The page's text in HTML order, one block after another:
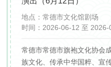
地点： 常德市文化馆剧场
时间： 2026-06-12 至 2026-
常德市常德市旗袍文化协会
族文化、传承中华国粹、宣